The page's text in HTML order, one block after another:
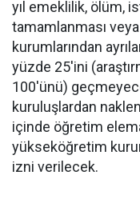
yıl emeklilik, ölüm,
tamamlanması
kurumlarından
yüzde 25'ini
100'ünü)
kuruluşlardan
içinde öğretim
yükseköğretim
izni verilecek.